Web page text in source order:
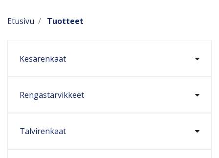
Etusivu Tuotteet
Kesärenkaat
Rengastarvikkeet
Talvirenkaat